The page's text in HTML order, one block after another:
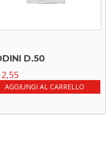
D.50
AGGIUNGI AL CARRELLO